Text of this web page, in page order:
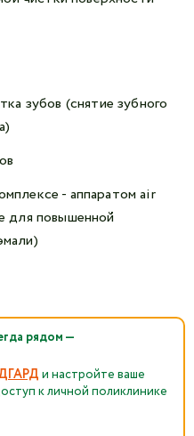
зубов (снятие зубного
- аппаратом air
для повышенной
рядом —
и настройте ваше
к личной поликлинике